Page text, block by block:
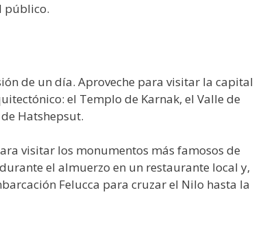
público.
de un día. Aproveche para visitar la capital
el Templo de Karnak, el Valle de
Hatshepsut.
visitar los monumentos más famosos de
el almuerzo en un restaurante local y,
Felucca para cruzar el Nilo hasta la